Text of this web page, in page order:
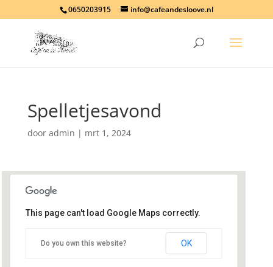
0650203915 info@cafeandesloove.nl
Spelletjesavond
door admin | mrt 1, 2024
This page can't load Google Maps correctly.
Do you own this website? OK